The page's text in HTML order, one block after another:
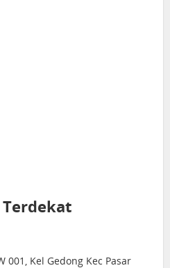
Terdekat
001, Kel Gedong Kec Pasar